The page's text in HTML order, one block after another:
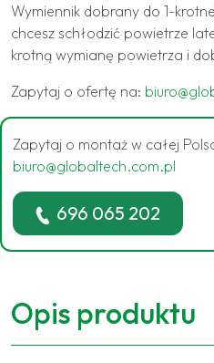
Wymiennik dobrany do 1-
chcesz schłodzić powietrze
krotną wymianę powietrza i
Zapytaj o ofertę na:
Zapytaj o montaż w całej
biuro@globaltech.com.pl
696 065 202
Opis produktu